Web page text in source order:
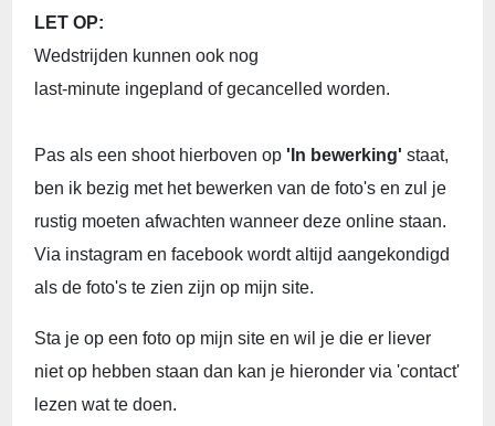
LET OP:
Wedstrijden kunnen ook nog
last-minute ingepland of gecancelled worden.
Pas als een shoot hierboven op 'In bewerking' staat,
ben ik bezig met het bewerken van de foto's en zul je
rustig moeten afwachten wanneer deze online staan.
Via instagram en facebook wordt altijd aangekondigd
als de foto's te zien zijn op mijn site.
Sta je op een foto op mijn site en wil je die er liever
niet op hebben staan dan kan je hieronder via 'contact'
lezen wat te doen.